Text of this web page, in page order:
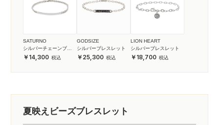
SATURNO
シルバーチェーンブレ
スレット
14,300
GODSIZE
シルバーブレスレット
25,300
LION HEART
シルバーブレスレット
18,700
夏映えビーズブレスレット